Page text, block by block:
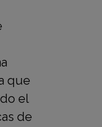
que
el
de